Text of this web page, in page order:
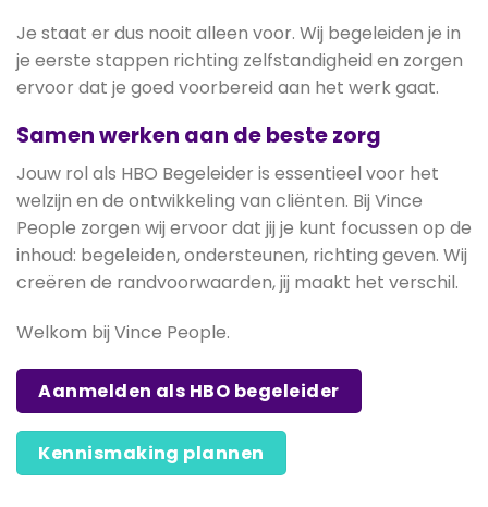
Je staat er dus nooit alleen voor. Wij begeleiden je in
je eerste stappen richting zelfstandigheid en zorgen
ervoor dat je goed voorbereid aan het werk gaat.
Samen werken aan de beste zorg
Jouw rol als HBO Begeleider is essentieel voor het
welzijn en de ontwikkeling van cliënten. Bij Vince
People zorgen wij ervoor dat jij je kunt focussen op de
inhoud: begeleiden, ondersteunen, richting geven. Wij
creëren de randvoorwaarden, jij maakt het verschil.
Welkom bij Vince People.
Aanmelden als HBO begeleider
Kennismaking plannen